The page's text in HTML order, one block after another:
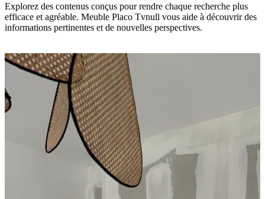
Explorez des contenus conçus pour rendre chaque recherche plus
efficace et agréable. Meuble Placo Tvnull vous aide à découvrir des
informations pertinentes et de nouvelles perspectives.